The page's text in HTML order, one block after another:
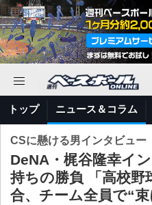
トップ ニュース＆コラム
CSに懸ける男インタビュー
DeNA・梶谷隆幸イ
持ちの勝負 「高校野
合、チーム全員で“